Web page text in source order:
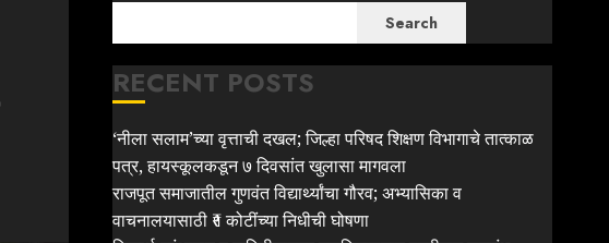
Search
RECENT POSTS
‘नीला सलाम’च्या वृत्ताची दखल; जिल्हा परिषद शिक्षण विभागाचे तात्काळ
पत्र, हायस्कूलकडून ७ दिवसांत खुलासा मागवला
राजपूत समाजातील गुणवंत विद्यार्थ्यांचा गौरव; अभ्यासिका व
वाचनालयासाठी ₹१ कोटींच्या निधीची घोषणा